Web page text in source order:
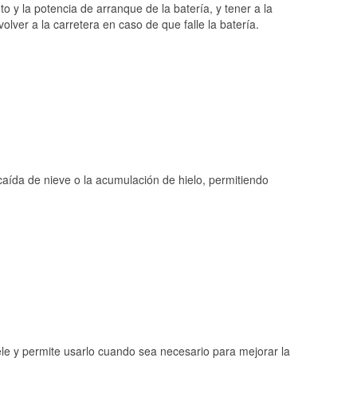
y la potencia de arranque de la batería, y tener a la
a la carretera en caso de que falle la batería.
de nieve o la acumulación de hielo, permitiendo
y permite usarlo cuando sea necesario para mejorar la